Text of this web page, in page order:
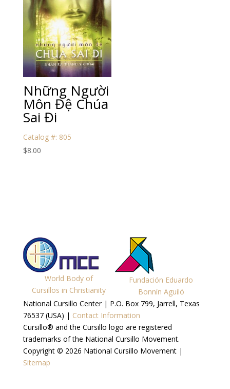
Những Người
Môn Đệ Chúa
Sai Đi
Catalog #: 805
$8.00
World Body of
Cursillos in Christianity
Fundación Eduardo
Bonnín Aguiló
National Cursillo Center | P.O. Box 799, Jarrell, Texas
76537 (USA) | Contact Information
Cursillo® and the Cursillo logo are registered
trademarks of the National Cursillo Movement.
Copyright © 2026 National Cursillo Movement |
Sitemap